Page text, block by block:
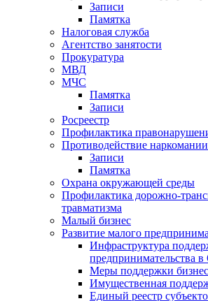
Записи
Памятка
Налоговая служба
Агентство занятости
Прокуратура
МВД
МЧС
Памятка
Записи
Росреестр
Профилактика
Противодействие
Записи
Памятка
Охрана окружающей среды
Профилактика дорожно-
травматизма
Малый бизнес
Развитие малого
Инфраструктура
предпринимательства
Меры поддержки
Имущественная
Единый реестр